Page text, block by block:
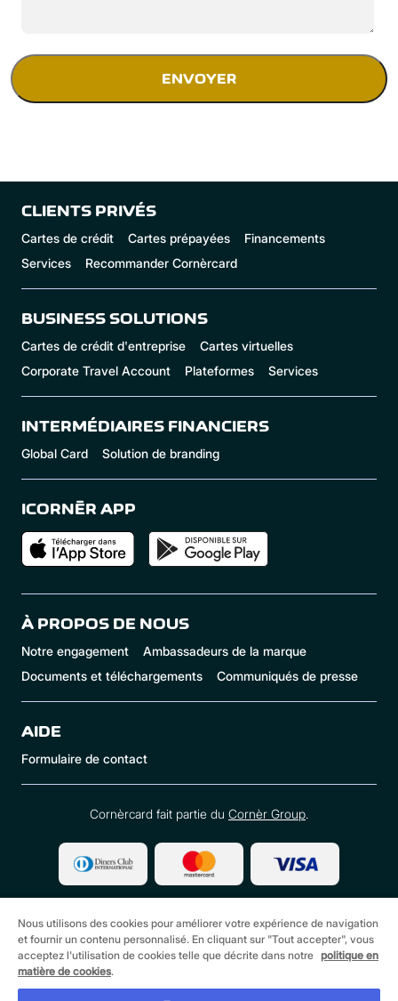
CLIENTS PRIVÉS
Cartes de crédit Cartes prépayées
Financements
Services
Recommander Cornèrcard
BUSINESS SOLUTIONS
Cartes de crédit d'entreprise
Cartes virtuelles
Corporate Travel Account
Plateformes Services
INTERMÉDIAIRES FINANCIERS
Global Card Solution de branding
ICORNÈR APP
À PROPOS DE NOUS
Notre engagement
Ambassadeurs de la marque
Documents et téléchargements
Communiqués de presse
AIDE
Formulaire de contact
Cornèrcard fait partie du Cornèr Group.
©2026 Cornèrcard - Cornèr Banque SA, Cornèrcard,
Nous utilisons des cookies pour améliorer votre expérience de navigation
et fournir un contenu personnalisé. En cliquant sur "Tout accepter", vous
acceptez l'utilisation de cookies telle que décrite dans notre politique en
matière de cookies.